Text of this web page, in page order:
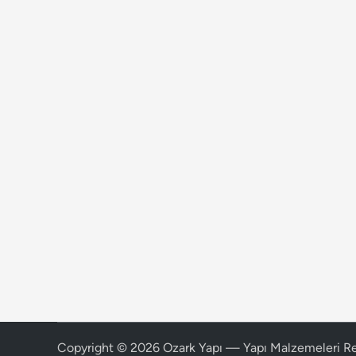
Copyright © 2026 Ozark Yapı — Yapı Malzemeleri